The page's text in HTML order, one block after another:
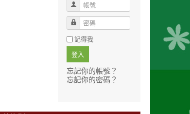
帳號
密碼
記得我
登入
忘記你的帳號？
忘記你的密碼？